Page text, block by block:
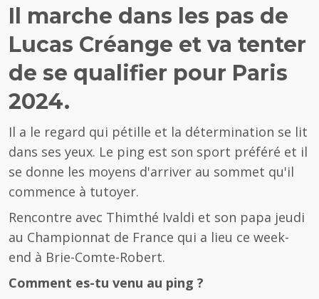
Il marche dans les pas de
Lucas Créange et va tenter
de se qualifier pour Paris
2024.
Il a le regard qui pétille et la détermination se lit
dans ses yeux. Le ping est son sport préféré et il
se donne les moyens d'arriver au sommet qu'il
commence à tutoyer.
Rencontre avec Thimthé Ivaldi et son papa jeudi
au Championnat de France qui a lieu ce week-
end à Brie-Comte-Robert.
Comment es-tu venu au ping ?